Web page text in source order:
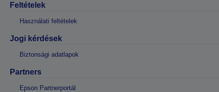
Feltételek
Használati feltételek
Jogi kérdések
Biztonsági adatlapok
Partners
Epson Partnerportál